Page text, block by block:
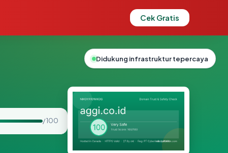
Cek Gratis
/ 100
Didukung infrastruktur tepercaya